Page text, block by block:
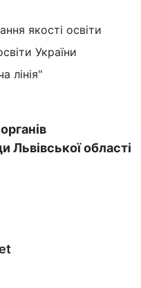
якості освіти
України
лінія"
Львівської області